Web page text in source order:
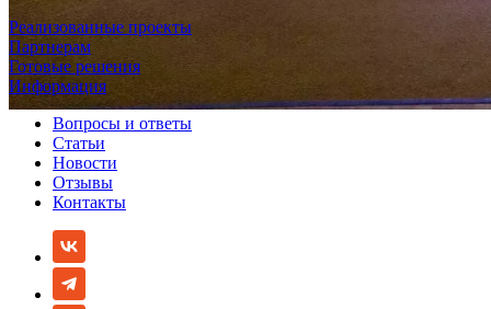
Реализованные проекты
Партнерам
Готовые решения
Информация
Вопросы и ответы
Статьи
Новости
Отзывы
Контакты